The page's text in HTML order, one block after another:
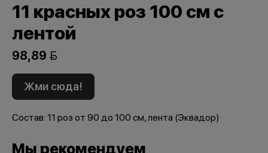
11 красных роз 100 см с
лентой
98,89 
Жми сюда!
Состав: 11 роз от 90 до 100 см, лента (Эквадор)
Мы рекомендуем